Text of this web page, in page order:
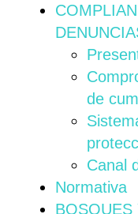
de
Canal
Normativa